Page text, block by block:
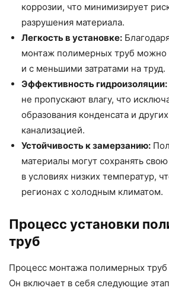
коррозии, что минимизирует
разрушения материала.
Легкость в установке:
монтаж полимерных труб можно
и с меньшими затратами на труд.
Эффективность гидроизоляции:
не пропускают влагу, что
образования конденсата и
канализацией.
Устойчивость к замерзанию:
материалы могут сохранять
в условиях низких температур,
регионах с холодным климатом.
Процесс установки
труб
Процесс монтажа полимерных труб
Он включает в себя следующие